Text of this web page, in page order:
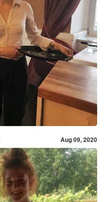
Aug 09, 2020